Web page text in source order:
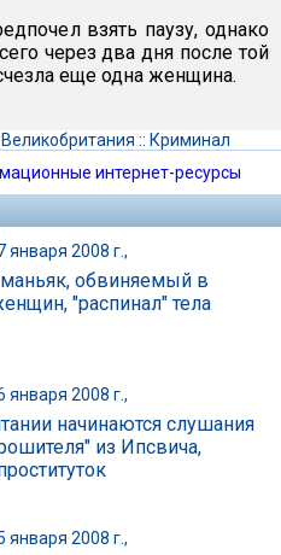
взять паузу, однако
через два дня после той
еще одна женщина.
Великобритания :: Криминал
интернет-ресурсы
января 2008 г.,
обвиняемый в
"распинал" тела
января 2008 г.,
начинаются слушания
из Ипсвича,
января 2008 г.,